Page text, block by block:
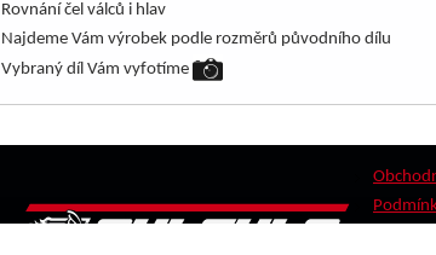
Rovnání čel válců i hlav
Najdeme Vám výrobek podle rozměrů původního dílu
Vybraný díl Vám vyfotíme